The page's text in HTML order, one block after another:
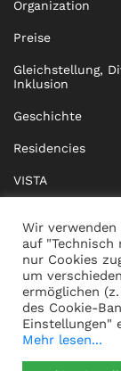
Organization
Preise
Gleichstellung,
Inklusion
Geschichte
Residencies
VISTA
BRIDGE Network
Dokumente
KONTAKT
Wir verwenden
auf "Technisch
nur Cookies
um
ermöglichen
des Cookie-
Einstellungen"
Mehr lesen...